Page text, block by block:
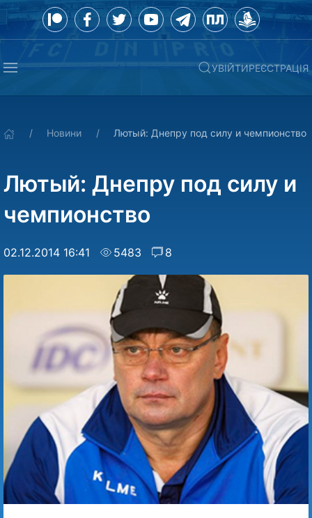
УВІЙТИРЕЄСТРАЦІЯ
Новини Лютый: Днепру под силу и чемпионство
Лютый: Днепру под силу и
чемпионство
02.12.2014 16:41 5483 8